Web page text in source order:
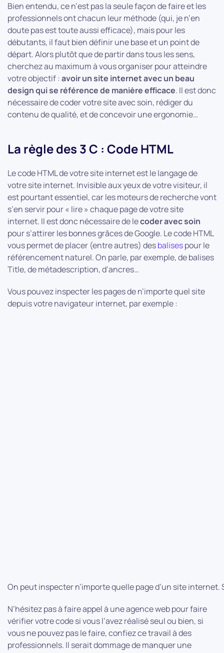
Bien entendu, ce n’est pas la seule façon de faire et les
professionnels ont chacun leur méthode (qui, je n’en
doute pas est toute aussi efficace), mais pour les
débutants, il faut bien définir une base et un point de
départ. Alors plutôt que de partir dans tous les sens,
cherchez au maximum à vous organiser pour atteindre
votre objectif :avoir un site internet avec un beau
design qui se référence de manière efficace. Il est donc
nécessaire de coder votre site avec soin, rédiger du
contenu de qualité, et de concevoir une ergonomie…
La règle des 3 C : Code HTML
Le code HTML de votre site internet est le langage de
votre site internet. Invisible aux yeux de votre visiteur, il
est pourtant essentiel, car les moteurs de recherche vont
s’en servir pour « lire » chaque page de votre site
internet. Il est donc nécessaire de lecoder avec soin
pour s’attirer les bonnes grâces de Google. Le code HTML
vous permet de placer (entre autres) desbalisespour le
référencement naturel. On parle, par exemple, de balises
Title, de métadescription, d’ancres…
Vous pouvez inspecter les pages de n’importe quel site
depuis votre navigateur internet, par exemple :
On peut inspecter n’importe quelle page d’un site
N’hésitez pas à faire appel à une agence web pour faire
vérifier votre code si vous l’avez réalisé seul ou bien, si
vous ne pouvez pas le faire, confiez ce travail à des
professionnels. Il serait dommage de manquer une